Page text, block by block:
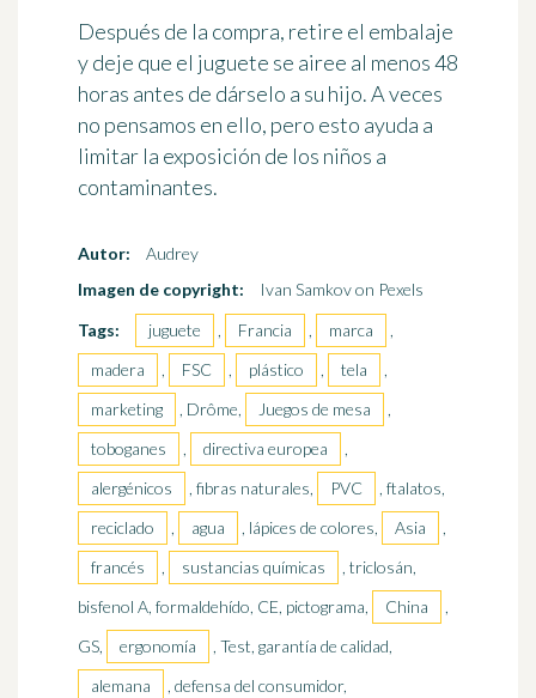
Después de la compra, retire el embalaje
y deje que el juguete se airee al menos 48
horas antes de dárselo a su hijo. A veces
no pensamos en ello, pero esto ayuda a
limitar la exposición de los niños a
contaminantes.
Autor:
Audrey
Imagen de copyright:
Ivan Samkov on Pexels
Tags:
juguete , Francia , marca
,
madera
, FSC , plástico , tela
,
marketing
, Drôme, Juegos de mesa
,
toboganes
, directiva europea
,
alergénicos
, fibras naturales, PVC
, ftalatos,
reciclado
, agua , lápices de colores, Asia
,
francés
, sustancias químicas
, triclosán,
bisfenol A, formaldehído, CE, pictograma,
China
,
GS,
ergonomía
, Test, garantía de calidad,
alemana
, defensa del consumidor,